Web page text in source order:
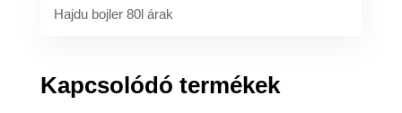
Hajdu bojler 80l árak
Kapcsolódó termékek